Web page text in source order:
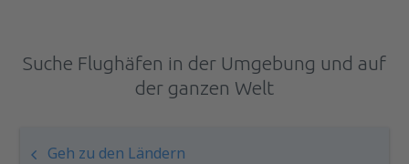
Suche Flughäfen in der Umgebung und auf
der ganzen Welt
Geh zu den Ländern